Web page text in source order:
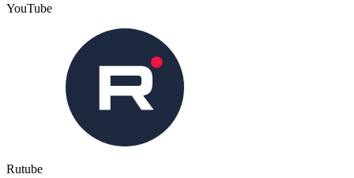
YouTube
Rutube